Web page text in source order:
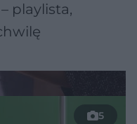
playlista,
5